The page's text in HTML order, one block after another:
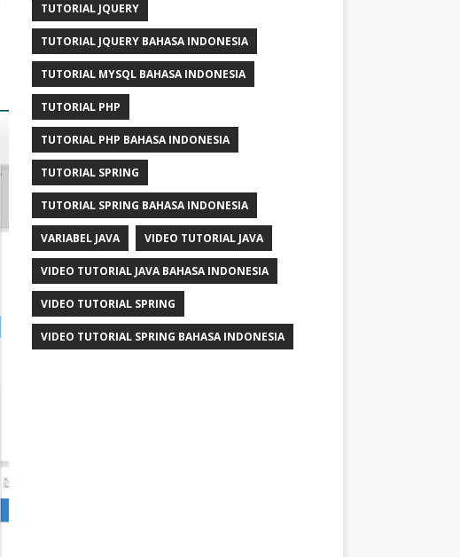
TUTORIAL JQUERY
TUTORIAL JQUERY BAHASA INDONESIA
TUTORIAL MYSQL BAHASA INDONESIA
TUTORIAL PHP
TUTORIAL PHP BAHASA INDONESIA
TUTORIAL SPRING
TUTORIAL SPRING BAHASA INDONESIA
VARIABEL JAVA VIDEO TUTORIAL JAVA
VIDEO TUTORIAL JAVA BAHASA INDONESIA
VIDEO TUTORIAL SPRING
VIDEO TUTORIAL SPRING BAHASA INDONESIA